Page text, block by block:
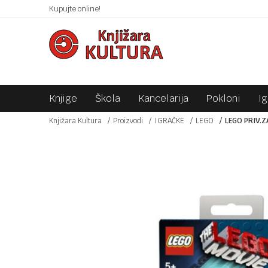
Kupujte online!SIGURNO PLAĆANJE PLATNIM KARTICAMA!
Knjige Škola Kancelarija Pokloni
Knjižara Kultura Proizvodi IGRAČKE LEGO LEGO